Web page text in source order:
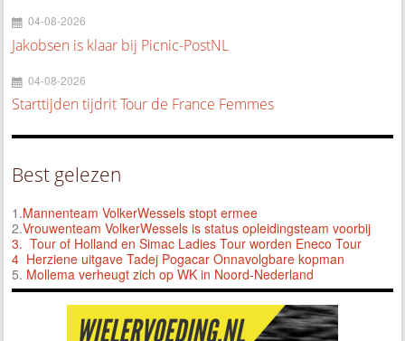
04-08-2026
Jakobsen is klaar bij Picnic-PostNL
04-08-2026
Starttijden tijdrit Tour de France Femmes
Best gelezen
1.Mannenteam VolkerWessels stopt ermee
2.Vrouwenteam VolkerWessels is status opleidingsteam voorbij
3. Tour of Holland en Simac Ladies Tour worden Eneco Tour
4 Herziene uitgave Tadej Pogacar Onnavolgbare kopman
5. Mollema verheugt zich op WK in Noord-Nederland